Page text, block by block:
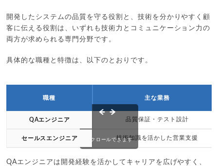
開発したシステムの品質を守る役割と、技術を分かりやすく顧
客に伝える役割は、いずれも技術力とコミュニケーション力の
両方が求められる専門分野です。
具体的な職種と特徴は、以下のとおりです。
職種 主な業務
QAエンジニア 品質保証・テスト設計
セールスエンジニア 技術知識を活かした営業支援
スクロールできます
QAエンジニアは開発経験を活かしてキャリアを広げやすく、